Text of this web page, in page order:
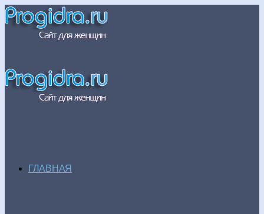
ГЛАВНАЯ